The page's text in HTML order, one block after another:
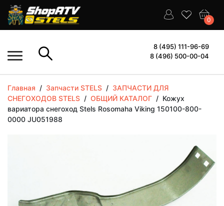
0
8 (495) 111-96-69
8 (496) 500-00-04
Главная / Запчасти STELS / ЗАПЧАСТИ ДЛЯ
СНЕГОХОДОВ STELS / ОБЩИЙ КАТАЛОГ / Кожух
вариатора снегоход Stels Rosomaha Viking 150100-800-
0000 JU051988